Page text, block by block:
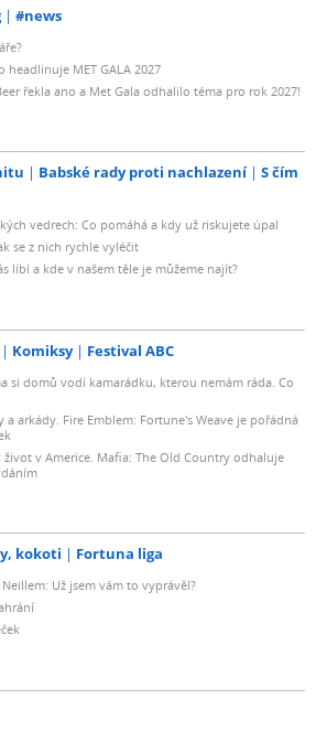
#news
headlinuje MET GALA 2027
řekla ano a Met Gala odhalilo téma pro rok 2027!
Babské rady proti nachlazení
S čím
vedrech: Co pomáhá a kdy už riskujete úpal
se z nich rychle vyléčit
líbí a kde v našem těle je můžeme najít?
Komiksy Festival ABC
si domů vodí kamarádku, kterou nemám ráda. Co
arkády. Fire Emblem: Fortune's Weave je pořádná
v Americe. Mafia: The Old Country odhaluje
kokoti Fortuna liga
Už jsem vám to vyprávěl?